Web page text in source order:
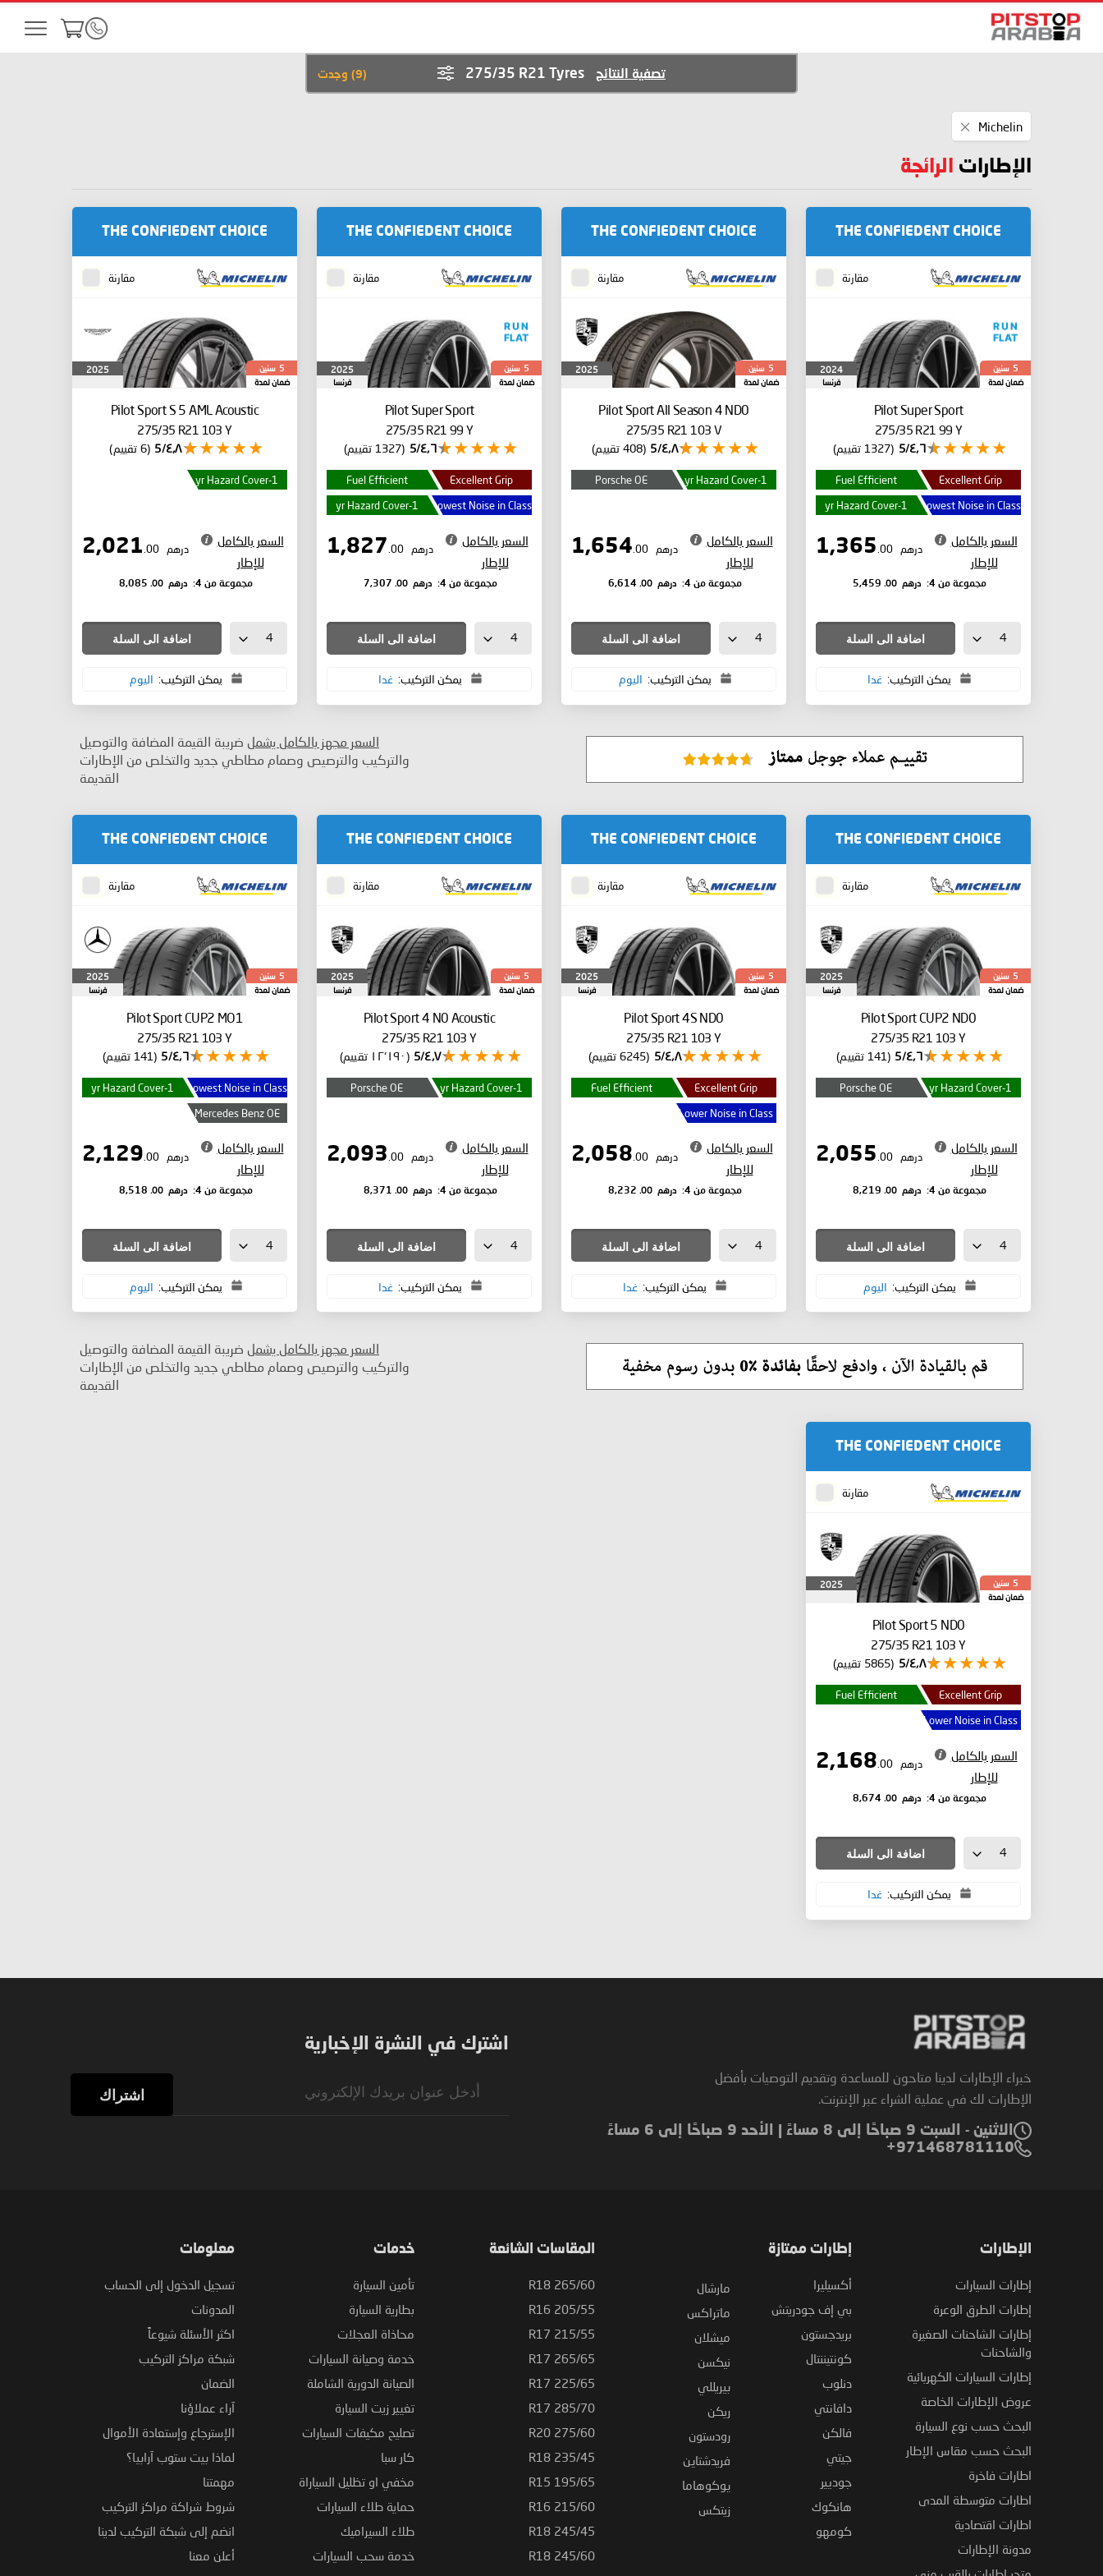
(
9
) وجدت تصفية النتائج 275/35 R21 Tyres
Michelin
This
الإطارات الرائجة
THE CONFIEDENT CHOICE
مقارنة
5 سنين
ضمان لمدة
2024
فرنسا
Pilot Super Sport
275/35 R21 99 Y
٤٫٦/5 (1327 تقييم)
Excellent Grip
Fuel Efficient
Lowest Noise in Class
1-yr Hazard Cover
السعر بالكامل
للإطار
درهم .00
مجموعة من 4: درهم .00
اضافة الى السلة
يمكن التركيب: غدا
THE CONFIEDENT CHOICE
مقارنة
5 سنين
ضمان لمدة
2025
Pilot Sport All Season 4 ND0
275/35 R21 103 V
٤٫٨/5 (408 تقييم)
1-yr Hazard Cover
Porsche OE
السعر بالكامل
للإطار
درهم .00
مجموعة من 4: درهم .00
اضافة الى السلة
يمكن التركيب: اليوم
THE CONFIEDENT CHOICE
مقارنة
5 سنين
ضمان لمدة
2025
فرنسا
Pilot Super Sport
275/35 R21 99 Y
٤٫٦/5 (1327 تقييم)
Excellent Grip
Fuel Efficient
Lowest Noise in Class
1-yr Hazard Cover
السعر بالكامل
للإطار
درهم .00
مجموعة من 4: درهم .00
اضافة الى السلة
يمكن التركيب: غدا
THE CONFIEDENT CHOICE
مقارنة
5 سنين
ضمان لمدة
2025
Pilot Sport S 5AML Acoustic
275/35 R21 103 Y
٤٫٨/5 (6 تقييم)
1-yr Hazard Cover
السعر بالكامل
للإطار
درهم .00
مجموعة من 4: درهم .00
اضافة الى السلة
يمكن التركيب: اليوم
السعر مجهز بالكامل يشمل ضريبة القيمة المضافة والتوصيل
والتركيب والترصيص وصمام مطاطي جديد والتخلص من الإطارات
القديمة
THE CONFIEDENT CHOICE
مقارنة
5 سنين
ضمان لمدة
2025
فرنسا
Pilot Sport CUP2 ND0
275/35 R21 103 Y
٤٫٦/5 (141 تقييم)
1-yr Hazard Cover
Porsche OE
السعر بالكامل
للإطار
درهم .00
مجموعة من 4: درهم .00
اضافة الى السلة
يمكن التركيب: اليوم
THE CONFIEDENT CHOICE
مقارنة
5 سنين
ضمان لمدة
2025
فرنسا
Pilot Sport 4S ND0
275/35 R21 103 Y
٤٫٨/5 (6245 تقييم)
Excellent Grip
Fuel Efficient
Lower Noise in Class
السعر بالكامل
للإطار
درهم .00
مجموعة من 4: درهم .00
اضافة الى السلة
يمكن التركيب: غدا
THE CONFIEDENT CHOICE
مقارنة
5 سنين
ضمان لمدة
2025
فرنسا
Pilot Sport 4 N0 Acoustic
275/35 R21 103 Y
٤٫٧/5 (١٢٬١٩٠ تقييم)
1-yr Hazard Cover
Porsche OE
السعر بالكامل
للإطار
درهم .00
مجموعة من 4: درهم .00
اضافة الى السلة
يمكن التركيب: غدا
THE CONFIEDENT CHOICE
مقارنة
5 سنين
ضمان لمدة
2025
فرنسا
Pilot Sport CUP2 MO1
275/35 R21 103 Y
٤٫٦/5 (141 تقييم)
Lowest Noise in Class
1-yr Hazard Cover
Mercedes Benz OE
السعر بالكامل
للإطار
درهم .00
مجموعة من 4: درهم .00
اضافة الى السلة
يمكن التركيب: اليوم
السعر مجهز بالكامل يشمل ضريبة القيمة المضافة والتوصيل
والتركيب والترصيص وصمام مطاطي جديد والتخلص من الإطارات
القديمة
THE CONFIEDENT CHOICE
مقارنة
5 سنين
ضمان لمدة
2025
Pilot Sport 5 ND0
275/35 R21 103 Y
٤٫٨/5 (5865 تقييم)
Excellent Grip
Fuel Efficient
Lower Noise in Class
السعر بالكامل
للإطار
درهم .00
مجموعة من 4: درهم .00
اضافة الى السلة
يمكن التركيب: غدا
خبراء الإطارات لدينا متاحون للمساعدة وتقديم التوصيات بأفضل
الإطارات لك في عملية الشراء عبر الإنترنت.
الاثنين - السبت 9 صباحًا إلى 8 مساءً | الأحد 9 صباحًا إلى 6 مساءً
971468781110+
اشترك في النشرة الإخبارية
اشتراك
الإطارات
إطارات السيارات
إطارات الطرق الوعرة
إطارات الشاحنات الصغيرة
والشاحنات
إطارات السيارات الكهربائية
عروض الإطارات الخاصة
البحث حسب نوع السيارة
البحث حسب مقاس الإطار
اطارات فاخرة
اطارات متوسطة المدى
اطارات اقتصادية
مدونة الإطارات
إطارات ممتازة
أكسيليرا
بي إف جودريتش
بريدجستون
كونتيننتال
دنلوب
دافانتي
فالكن
جيتي
جوديير
هانكوك
كومهو
مارشال
ماتراكس
ميشلان
نيكسن
بيريللي
ريكن
رودستون
فريدشتاين
يوكوهاما
زيتكس
المقاسات الشائعة
265/60 R18
205/55 R16
215/55 R17
265/65 R17
225/65 R17
285/70 R17
275/60 R20
235/45 R18
195/65 R15
215/60 R16
245/45 R18
245/60 R18
خدمات
تأمين السيارة
بطارية السيارة
محاذاة العجلات
خدمة وصيانة السيارات
الصيانة الدورية الشاملة
تغيير زيت السيارة
تصليح مكيفات السيارات
كار سبا
مخفي او تظليل السياراة
حماية طلاء السيارات
طلاء السيراميك
خدمة سحب السيارات
معلومات
تسجيل الدخول إلى الحساب
المدونات
اكثر الأسئلة شيوعاً
شبكة مراكز التركيب
الضمان
آراء عملاؤنا
الإسترجاع وإستعادة الأموال
لماذا بيت ستوب آرابيا؟
مهمتنا
شروط شراكة مراكز التركيب
انضم إلى شبكة التركيب لدينا
أعلن معنا